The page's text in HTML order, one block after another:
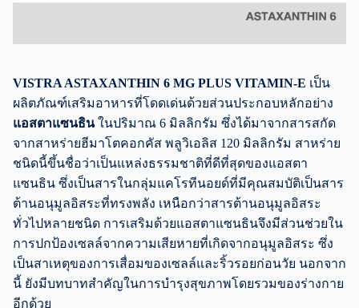
VISTRA ASTAXANTHIN 6 MG PLUS VITAMIN-E เป็น
ผลิตภัณฑ์เสริมอาหารที่โดดเด่นด้วยส่วนประกอบหลักอย่าง
แอสตาแซนธินในปริมาณ 6 มิลลิกรัม ซึ่งได้มาจากสารสกัด
จากสาหร่ายฮีมาโตคอกคัส พลูวิเอลิส 120 มิลลิกรัม สาหร่าย
ชนิดนี้ขึ้นชื่อว่าเป็นแหล่งธรรมชาติที่ดีที่สุดของแอสตา
แซนธิน ซึ่งเป็นสารในกลุ่มแคโรทีนอยด์ที่มีคุณสมบัติเป็นสาร
ต้านอนุมูลอิสระที่ทรงพลัง เหนือกว่าสารต้านอนุมูลอิสระ
ทั่วไปหลายชนิด การเสริมด้วยแอสตาแซนธินจึงมีส่วนช่วยใน
การปกป้องเซลล์จากความเสียหายที่เกิดจากอนุมูลอิสระ ซึ่ง
เป็นสาเหตุของการเสื่อมของเซลล์และริ้วรอยก่อนวัย นอกจาก
นี้ ยังมีบทบาทสำคัญในการบำรุงสุขภาพโดยรวมของร่างกาย
อีกด้วย